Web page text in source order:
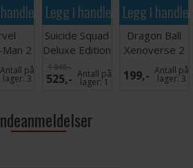
2
Antall på
lager:3
Legg i handlekurven
Suicide Squad
Deluxe Edition
PS5
1 049,-
525,- Antall på
lager:1
Legg i
Dragon Ball
Xenoverse 2
PS5
199,- Antall på
lager:3